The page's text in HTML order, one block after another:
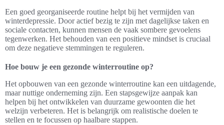
Een goed georganiseerde routine helpt bij het vermijden van
winterdepressie. Door actief bezig te zijn met dagelijkse taken en
sociale contacten, kunnen mensen de vaak sombere gevoelens
tegenwerken. Het behouden van een positieve mindset is cruciaal
om deze negatieve stemmingen te reguleren.
Hoe bouw je een gezonde winterroutine op?
Het opbouwen van een gezonde winterroutine kan een uitdagende,
maar nuttige onderneming zijn. Een stapsgewijze aanpak kan
helpen bij het ontwikkelen van duurzame gewoonten die het
welzijn verbeteren. Het is belangrijk om realistische doelen te
stellen en te focussen op haalbare stappen.